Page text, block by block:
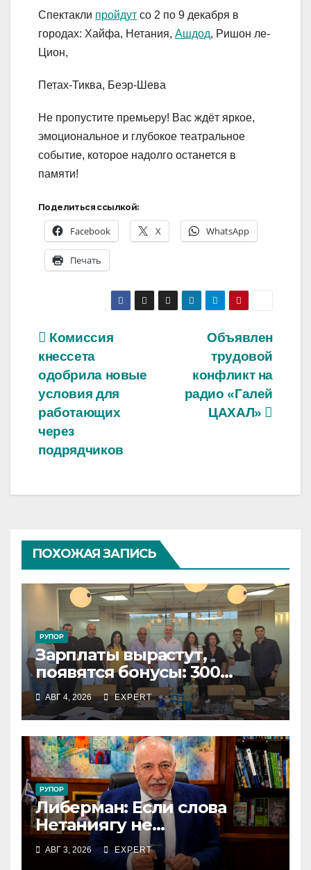
Спектакли пройдут со 2 по 9 декабря в
городах: Хайфа, Нетания, Ашдод, Ришон ле-
Цион,
Петах-Тиква, Беэр-Шева
Не пропустите премьеру! Вас ждёт яркое,
эмоциональное и глубокое театральное
событие, которое надолго останется в
памяти!
Поделиться ссылкой:
Facebook X WhatsApp
Печать
Навигация
по
записям
Объявлен
трудовой
конфликт на
радио «Галей
ЦАХАЛ»
Комиссия
кнессета
одобрила новые
условия для
работающих
через
подрядчиков
ПОХОЖАЯ ЗАПИСЬ
РУПОР
Зарплаты вырастут,
появятся бонусы: 300
сотрудников «Штраус»
получили новый
коллективный договор
АВГ 4, 2026 EXPERT
РУПОР
Либерман: Если слова
Нетаниягу не
предвыборный трюк, пусть
докажет это делом
АВГ 3, 2026 EXPERT